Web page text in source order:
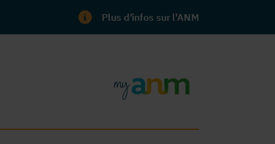
Plus d'infos sur l'ANM